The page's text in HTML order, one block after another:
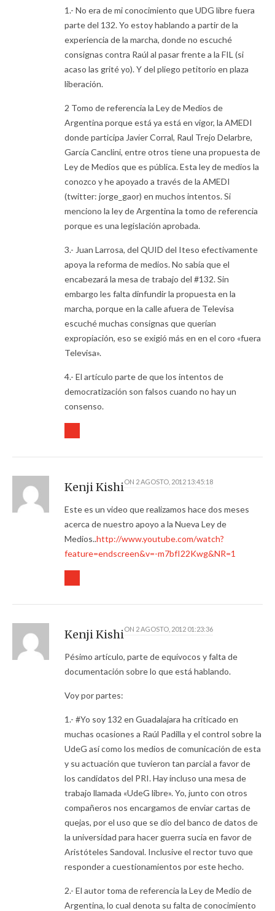
1.- No era de mi conocimiento que UDG libre fuera
parte del 132. Yo estoy hablando a partir de la
experiencia de la marcha, donde no escuché
consignas contra Raúl al pasar frente a la FIL (si
acaso las grité yo). Y del pliego petitorio en plaza
liberación.
2 Tomo de referencia la Ley de Medios de
Argentina porque está ya está en vigor, la AMEDI
donde participa Javier Corral, Raul Trejo Delarbre,
García Canclini, entre otros tiene una propuesta de
Ley de Medios que es pública. Esta ley de medios la
conozco y he apoyado a través de la AMEDI
(twitter: jorge_gaor) en muchos intentos. Si
menciono la ley de Argentina la tomo de referencia
porque es una legislación aprobada.
3.- Juan Larrosa, del QUID del Iteso efectivamente
apoya la reforma de medios. No sabía que el
encabezará la mesa de trabajo del #132. Sin
embargo les falta dinfundir la propuesta en la
marcha, porque en la calle afuera de Televisa
escuché muchas consignas que querían
expropiación, eso se exigió más en en el coro «fuera
Televisa».
4.- El artículo parte de que los intentos de
democratización son falsos cuando no hay un
consenso.
Kenji KishiON 2 AGOSTO, 2012 13:45:18
Este es un video que realizamos hace dos meses
acerca de nuestro apoyo a la Nueva Ley de
Medios..http://www.youtube.com/watch?
feature=endscreen&v=-m7bfI22Kwg&NR=1
Kenji KishiON 2 AGOSTO, 2012 01:23:36
Pésimo artículo, parte de equívocos y falta de
documentación sobre lo que está hablando.
Voy por partes:
1.- #Yo soy 132 en Guadalajara ha criticado en
muchas ocasiones a Raúl Padilla y el control sobre la
UdeG así como los medios de comunicación de esta
y su actuación que tuvieron tan parcial a favor de
los candidatos del PRI. Hay incluso una mesa de
trabajo llamada «UdeG libre». Yo, junto con otros
compañeros nos encargamos de enviar cartas de
quejas, por el uso que se dio del banco de datos de
la universidad para hacer guerra sucia en favor de
Aristóteles Sandoval. Inclusive el rector tuvo que
responder a cuestionamientos por este hecho.
2.- El autor toma de referencia la Ley de Medio de
Argentina, lo cual denota su falta de conocimiento